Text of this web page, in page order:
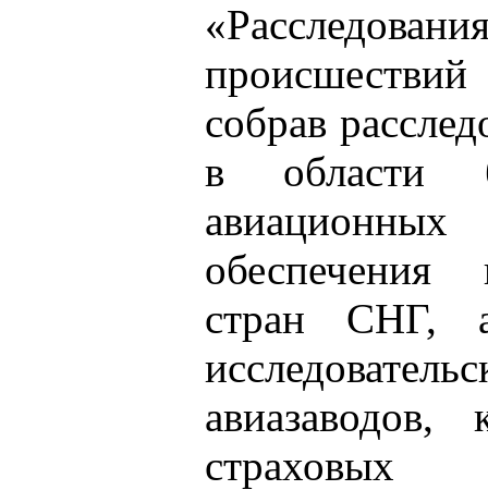
собрав
в области
авиационных
обеспечения
стран СНГ,
авиазаводов,
страховых